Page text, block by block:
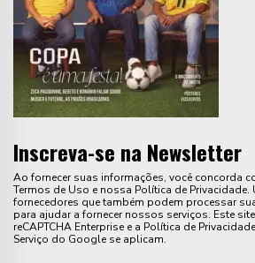
Inscreva-se na Newsletter
Ao fornecer suas informações, você concorda
Termos de Uso e nossa Política de Privacidade.
fornecedores que também podem processar
para ajudar a fornecer nossos serviços. Este
reCAPTCHA Enterprise e a Política de
Serviço do Google se aplicam.